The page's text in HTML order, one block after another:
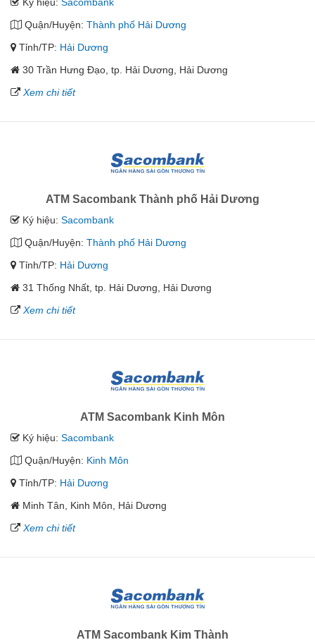
Quận/Huyện: Thành phố Hải Dương
Tỉnh/TP: Hải Dương
30 Trần Hưng Đạo, tp. Hải Dương, Hải Dương
Xem chi tiết
ATM Sacombank Thành phố Hải Dương
Ký hiệu: Sacombank
Quận/Huyện: Thành phố Hải Dương
Tỉnh/TP: Hải Dương
31 Thống Nhất, tp. Hải Dương, Hải Dương
Xem chi tiết
ATM Sacombank Kinh Môn
Ký hiệu: Sacombank
Quận/Huyện: Kinh Môn
Tỉnh/TP: Hải Dương
Minh Tân, Kinh Môn, Hải Dương
Xem chi tiết
ATM Sacombank Kim Thành